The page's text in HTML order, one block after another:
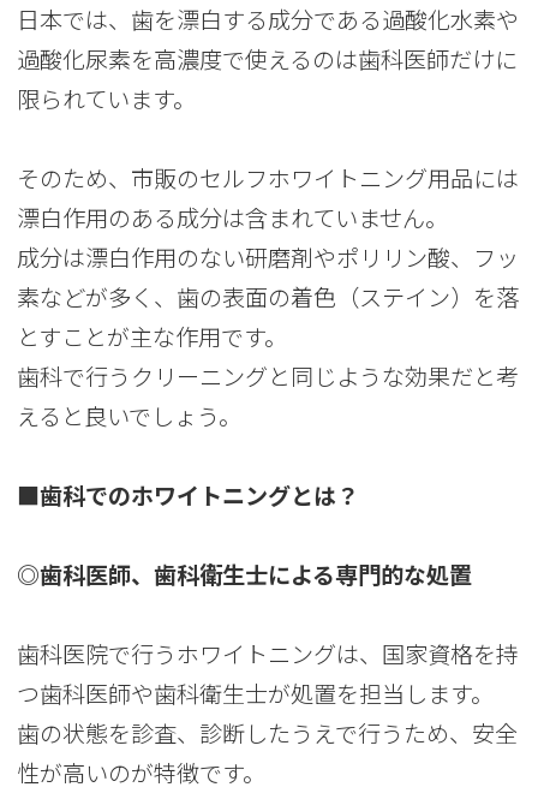
日本では、歯を漂白する成分である過酸化水素や
過酸化尿素を高濃度で使えるのは歯科医師だけに
限られています。
そのため、市販のセルフホワイトニング用品には
漂白作用のある成分は含まれていません。
成分は漂白作用のない研磨剤やポリリン酸、フッ
素などが多く、歯の表面の着色（ステイン）を落
とすことが主な作用です。
歯科で行うクリーニングと同じような効果だと考
えると良いでしょう。
■歯科でのホワイトニングとは？
◎歯科医師、歯科衛生士による専門的な処置
歯科医院で行うホワイトニングは、国家資格を持
つ歯科医師や歯科衛生士が処置を担当します。
歯の状態を診査、診断したうえで行うため、安全
性が高いのが特徴です。